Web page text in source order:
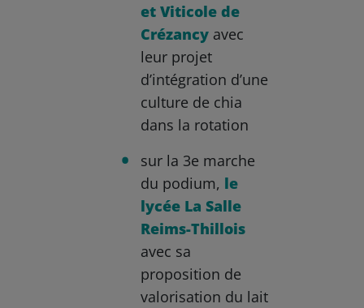
et Viticole de
Crézancy avec
leur projet
d’intégration d’une
culture de chia
dans la rotation
sur la 3e marche
du podium, le
lycée La Salle
Reims-Thillois
avec sa
proposition de
valorisation du lait